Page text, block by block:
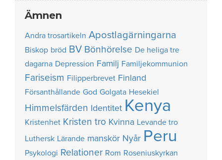
Ämnen
Andra trosartikeln Apostlagärningarna
Biskop bröd BV Bönhörelse De heliga tre
dagarna Depression Familj Familjekommunion
Fariseism Filipperbrevet Finland
Försanthållande God Golgata Hesekiel
Himmelsfärden Identitet Kenya
Kristenhet Kristen tro Kvinna Levande tro
Luthersk Lärande manskör Nyår Peru
Psykologi Relationer Rom Roseniuskyrkan